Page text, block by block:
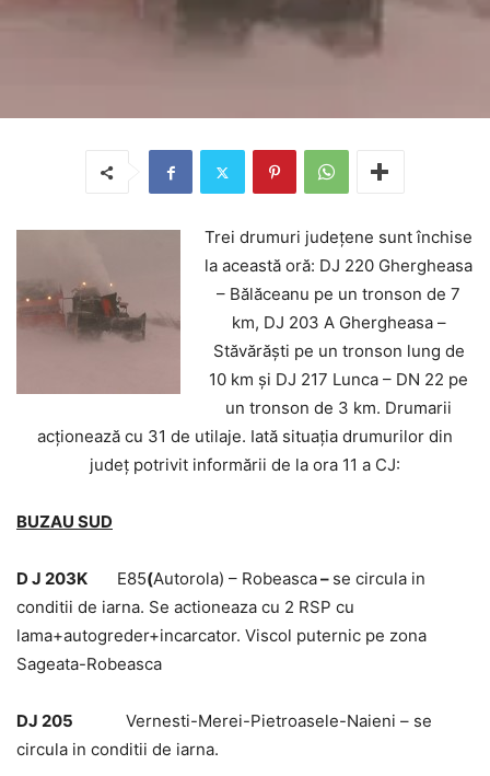
Trei drumuri județene sunt închise
la această oră: DJ 220 Ghergheasa
– Bălăceanu pe un tronson de 7
km, DJ 203 A Ghergheasa –
Stăvărăști pe un tronson lung de
10 km și DJ 217 Lunca – DN 22 pe
un tronson de 3 km. Drumarii
acționează cu 31 de utilaje. Iată situația drumurilor din
județ potrivit informării de la ora 11 a CJ:
BUZAU SUD
D J 203K E85(Autorola) – Robeasca– se circula in
conditii de iarna. Se actioneaza cu 2 RSP cu
lama+autogreder+incarcator. Viscol puternic pe zona
Sageata-Robeasca
DJ 205 Vernesti-Merei-Pietroasele-Naieni – se
circula in conditii de iarna.